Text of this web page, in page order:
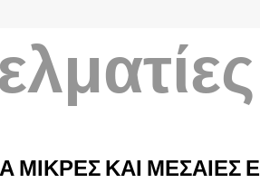
ΜΙΚΡΈΣ ΚΑΙ ΜΕΣΑΊΕΣ